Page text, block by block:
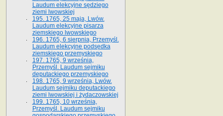
Laudum elekcyjne sędziego
ziemi lwowskiej
195. 1765, 25 maja, Lwów.
Laudum elekcyjne pisarza
ziemskiego lwowskiego
196. 1765, 6 sierpnia, Przemyśl.
Laudum elekcyjne podsędka
ziemskiego przemyskiego
197. 1765, 9 września,
Przemyśl. Laudum sejmiku
deputackiego przemyskiego
198. 1765, 9 września, Lwów.
Laudum sejmiku deputackiego
ziemi lwowskiej i żydaczowskiej
199. 1765, 10 września,
Przemyśl. Laudum sejmiku